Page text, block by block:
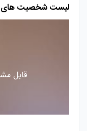
لیست شخصیت های
قابل